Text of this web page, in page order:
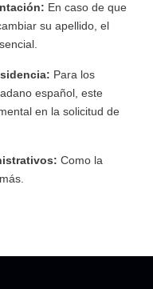
En caso de que
su apellido, el
Para los
español, este
en la solicitud de
Como la